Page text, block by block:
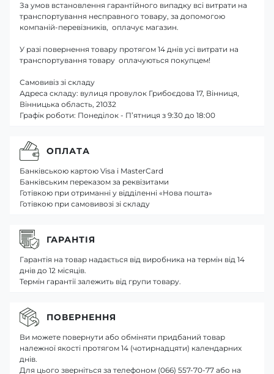
За умов встановлення гарантійного випадку всі витрати на
транспортування несправного товару, за допомогою
компаній-перевізників, оплачує магазин.
У разі повернення товару протягом 14 днів усі витрати на
транспортування товару оплачуються покупцем!
Самовивіз зі складу
Адреса складу: вулиця провулок Грибоєдова 17, Вінниця,
Вінницька область, 21032
Графік роботи: Понеділок - П’ятниця з 9:30 до 18:00
ОПЛАТА
Банківською картою Visa і MasterCard
Банківським переказом за реквізитами
Готівкою при отриманні у відділенні «Нова пошта»
Готівкою при самовивозі зі складу
ГАРАНТІЯ
Гарантія на товар надається від виробника на термін від 14
днів до 12 місяців.
Термін гарантії залежить від групи товару.
ПОВЕРНЕННЯ
Ви можете повернути або обміняти придбаний товар
належної якості протягом 14 (чотирнадцяти) календарних
днів.
Для цього зверніться за телефоном (066) 557-70-77 або на